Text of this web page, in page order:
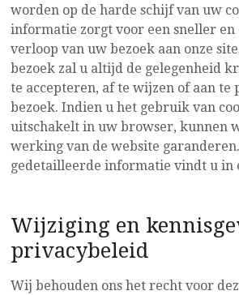
worden op de harde schijf van uw
informatie zorgt voor een sneller
verloop van uw bezoek aan onze
bezoek zal u altijd de gelegenheid
te accepteren, af te wijzen of aan te
bezoek. Indien u het gebruik van
uitschakelt in uw browser, kunnen
werking van de website
gedetailleerde informatie vindt u in
Wijziging en
privacybeleid
Wij behouden ons het recht voor